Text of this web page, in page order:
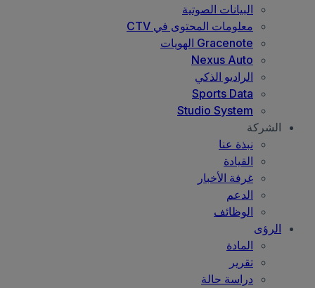
البيانات الصوتية
معلومات المحتوى في CTV
Gracenote الهويات
Nexus Auto
الراديو الذكي
Sports Data
Studio System
الشركة
نبذة عنا
القيادة
غرفة الأخبار
الدعم
الوظائف
الرؤى
المادة
تقرير
دراسة حالة